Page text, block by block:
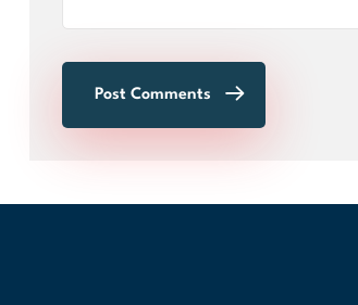
Post Comments